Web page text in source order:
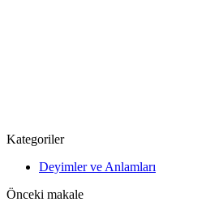
Kategoriler
Deyimler ve Anlamları
Önceki makale